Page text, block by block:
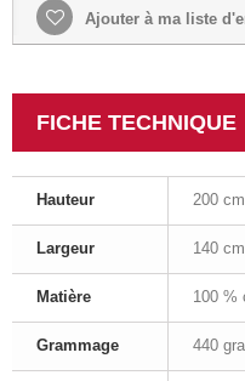
Ajouter à ma liste
FICHE TECHNIQUE
Hauteur 200 cm
Largeur 140 cm
Matière 100 %
Grammage 440